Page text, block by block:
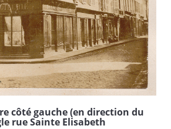
côté gauche (en direction du
rue Sainte Elisabeth